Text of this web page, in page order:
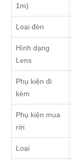
1m)
Loại đèn
Hình dạng
Lens
Phụ kiện đi
kèm
Phụ kiện mua
rời
Loại